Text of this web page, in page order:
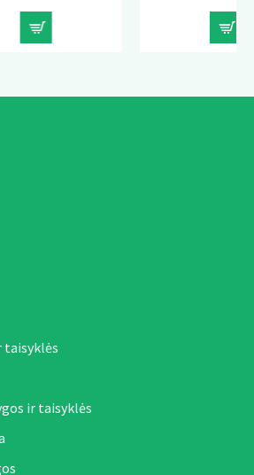
taisyklės
ir taisyklės